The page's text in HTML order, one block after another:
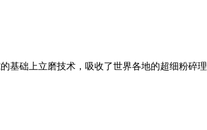
基础上立磨技术，吸收了世界各地的超细粉碎